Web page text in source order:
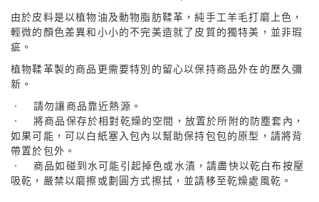
關於 Roberta di Camerino
女士夾款 LADIES' WALLET
中性商品 UNISEX BAG/SLG
皮革保養 LEATHER CARE
男士皮帶 MEN'S BELT
女士包款 LADIES' BAG
女士夾款 LADIES' WALLET
中性商品 UNISEX BAG/SLG
由於皮料是以植物油及動物脂肪鞣革，純手工羊毛打磨上色，
輕微的顏色差異和小小的不完美造就了皮質的獨特美，並非瑕
疵。
植物鞣革製的商品更需要特別的留心以保持商品外在的歷久彌
新。
• 請勿讓商品靠近熱源。
• 將商品保存於相對乾燥的空間，放置於所附的防塵套內，
如果可能，可以白紙塞入包內以幫助保持包包的原型，請將背
帶置於包外。
• 商品如碰到水可能引起掉色或水漬，請盡快以乾白布按壓
吸乾，嚴禁以磨擦或劃圓方式擦拭，並請移至乾燥處風乾。